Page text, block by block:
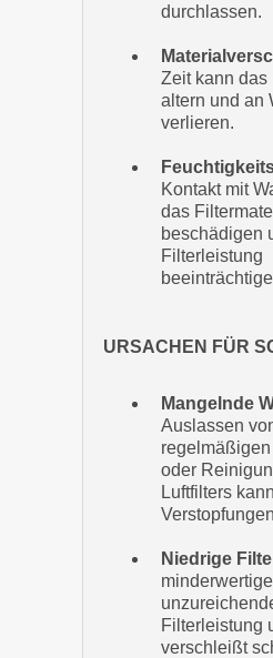
durchlassen.
Zeit kann das
altern und an
verlieren.
Kontakt mit
das
beschädigen
Filterleistung
URSACHEN FÜR
Mangelnde
Auslassen
oder
Luftfilters
Niedrige
Filterleistung
verschleißt